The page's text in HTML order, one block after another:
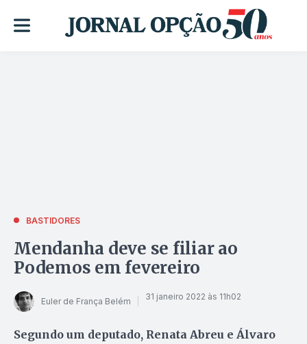
BASTIDORES
Mendanha deve se filiar ao
Podemos em fevereiro
Euler de França Belém 31 janeiro 2022 às 11h02
Segundo um deputado, Renata Abreu e Álvaro